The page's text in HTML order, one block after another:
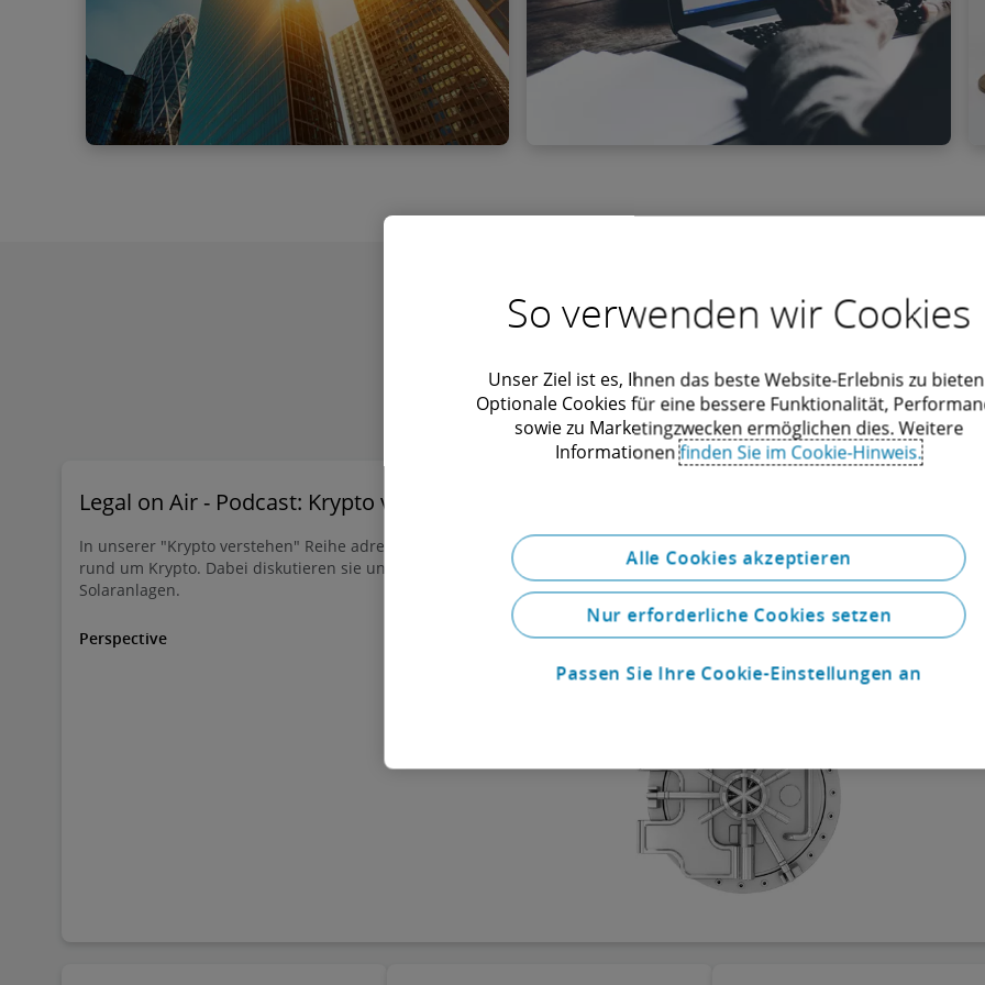
Bankaufsichtsrecht Im Bankaufsichtsrecht beraten
Beratung zu allen Finanzprodukten und -
und tiefgreifende Markt- und Rechtskenntnisse
zum gesamten Angebot der Kreditwirtschaft,
Rahmenbedingungen, insbesondere im Bereich
der Finanzierungsprodukte.
Erfahren Sie mehr
Legal on Air - Podcast: Krypto verstehen
In unserer "Krypto verstehen" Reihe adressiert Deloitte Legal FinTech- und Krypto-Experte Alireza Siadat gemeinsam mit
rund um Krypto. Dabei diskutieren sie unter anderem über Krypto-Payment, Tokenized Collectibles, Elektronische
Solaranlagen.
Perspective
So verwenden wir Cookies
Unser Ziel ist es, Ihnen das beste Website-Erlebnis zu
Optionale Cookies für eine bessere Funktionalität,
sowie zu Marketingzwecken ermöglichen dies. Weitere
Informationenfinden Sie im Cookie-Hinweis.
Alle Cookies akzeptieren
Nur erforderliche Cookies setzen
Passen Sie Ihre Cookie-Einstellungen an